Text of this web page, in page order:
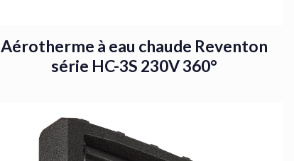
Aérotherme à eau chaude Reventon
série HC-3S 230V 360°